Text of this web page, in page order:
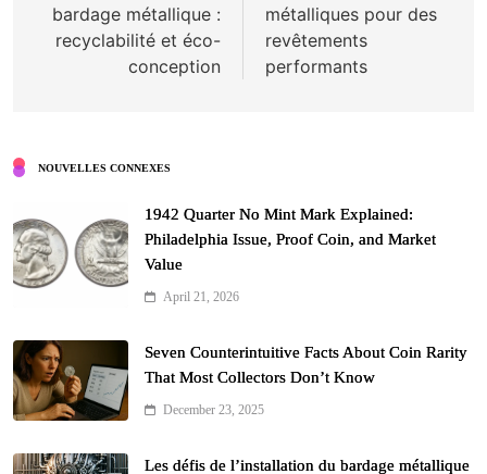
bardage métallique :
recyclabilité et éco-
conception
métalliques pour des
revêtements
performants
NOUVELLES CONNEXES
1942 Quarter No Mint Mark Explained:
Philadelphia Issue, Proof Coin, and Market
Value
April 21, 2026
Seven Counterintuitive Facts About Coin Rarity
That Most Collectors Don’t Know
December 23, 2025
Les défis de l’installation du bardage métallique